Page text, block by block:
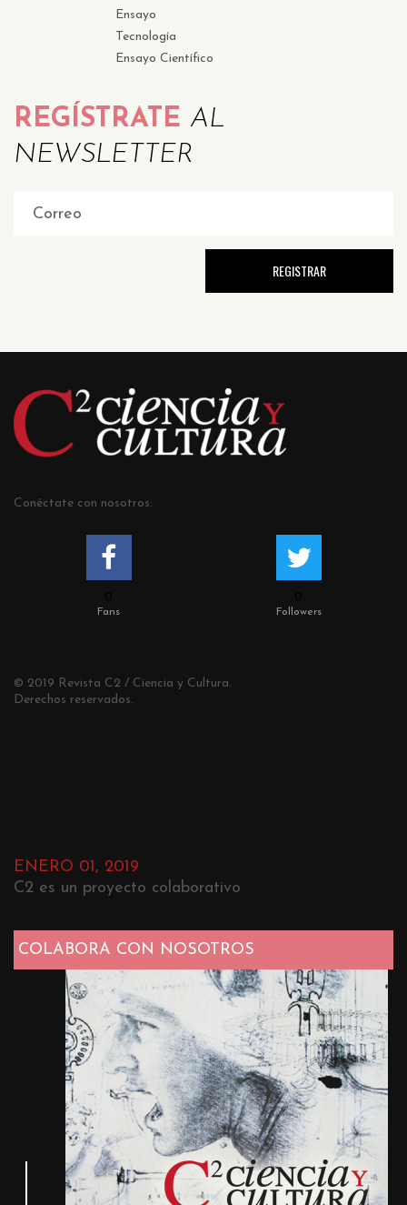
Ensayo
Tecnología
Ensayo Científico
REGÍSTRATE AL
NEWSLETTER
Conéctate con nosotros:
Fans Followers
© 2019 Revista C2 / Ciencia y Cultura.
Derechos reservados.
ENERO 01, 2019
C2 es un proyecto colaborativo
COLABORA CON NOSOTROS